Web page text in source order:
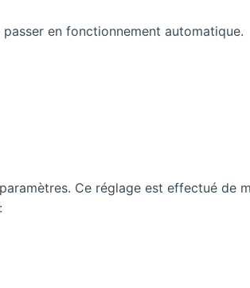
en fonctionnement automatique.
Ce réglage est effectué de